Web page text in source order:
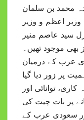
محمد بن سلمان
اعظم و وزیر
سید عاصم منیر
بھی موجود تھیں۔
عرب کے درمیان
پر زور دیا گیا
توانائی اور
پر بات چیت کی
سعودی عرب کے